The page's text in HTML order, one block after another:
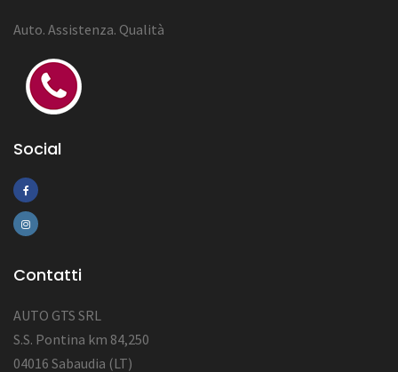
Auto. Assistenza. Qualità
Social
Contatti
AUTO GTS SRL
S.S. Pontina km 84,250
04016 Sabaudia (LT)